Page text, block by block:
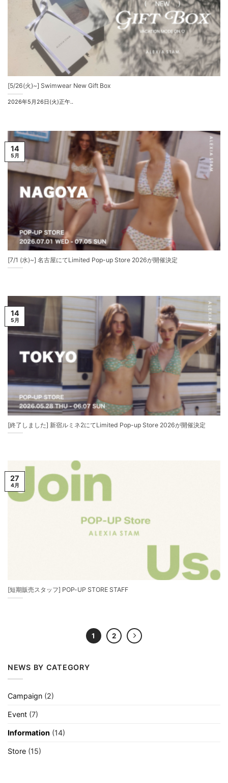
[5/26(火)~] Swimwear New Gift Box
2026年5月26日(火)正午..
[7/1 (水)~] 名古屋にてLimited Pop-up Store 2026が開催決定
14
5月
[終了しました] 新宿ルミネ2にてLimited Pop-up Store 2026が開催決定
14
5月
[短期販売スタッフ] POP-UP STORE STAFF
27
4月
1 2
NEWS BY CATEGORY
Campaign (2)
Event (7)
Information (14)
Store (15)